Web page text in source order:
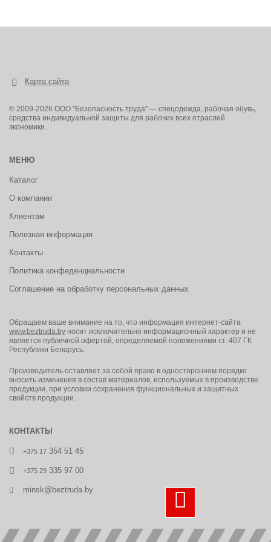
Карта сайта
© 2009-2026 ООО "Безопасность труда" — спецодежда, рабочая обувь,
средства индивидуальной защиты для рабочих всех отраслей
экономики.
МЕНЮ
Каталог
О компании
Клиентам
Полезная информация
Контакты
Политика конфеденциальности
Соглашение на обработку персональных данных
Обращаем ваше внимание на то, что информация интернет-сайта
www.beztruda.by носит исключительно информационный характер и не
является публичной офертой, определяемой положениями ст. 407 ГК
Республики Беларусь.
Производитель оставляет за собой право в одностороннем порядке
вносить изменения в состав материалов, используемых в производстве
продукции, при условии сохранения функциональных и защитных
свойств продукции.
КОНТАКТЫ
+375 17 354 51 45
+375 29 335 97 00
minsk@beztruda.by